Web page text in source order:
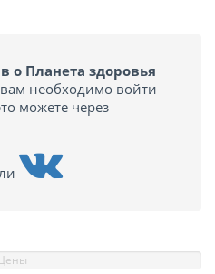
о Планета здоровья
необходимо войти
можете через